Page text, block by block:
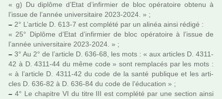
« g) Du diplôme d’Etat d’infir­mier de bloc opé­ra­toire obtenu à
l’issue de l’année uni­ver­si­taire 2023-2024. » ;
– 2° L’arti­cle D. 613-7 est com­plété par un alinéa ainsi rédigé :
« 25° Diplôme d’Etat d’infir­mier de bloc opé­ra­toire à l’issue de
l’année uni­ver­si­taire 2023-2024. » ;
– 3° Au 2° de l’arti­cle D. 636-68, les mots : « aux arti­cles D. 4311-
42 à D. 4311-44 du même code » sont rem­pla­cés par les mots :
« à l’arti­cle D. 4311-42 du code de la santé publi­que et les arti­
cles D. 636-82 à D. 636-84 du code de l’éducation » ;
– 4° Le cha­pi­tre VI du titre III est com­plété par une sec­tion ainsi